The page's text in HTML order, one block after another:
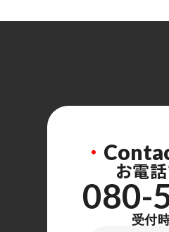
・
お電
080-
受付